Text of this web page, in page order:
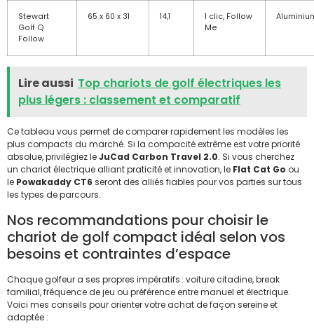
Stewart
Golf Q
Follow
65 x 60 x 31 14,1
1 clic, Follow
Me
Lire aussi Top chariots de golf électriques les
plus légers : classement et comparatif
Ce tableau vous permet de comparer rapidement les modèles les
plus compacts du marché. Si la compacité extrême est votre priorité
absolue, privilégiez leJuCad Carbon Travel 2.0. Si vous cherchez
un chariot électrique alliant praticité et innovation, le Flat Cat Go ou
le Powakaddy CT6 seront des alliés fiables pour vos parties sur tous
les types de parcours.
Nos recommandations pour choisir le
chariot de golf compact idéal selon vos
besoins et contraintes d’espace
Chaque golfeur a ses propres impératifs : voiture citadine, break
familial, fréquence de jeu ou préférence entre manuel et électrique.
Voici mes conseils pour orienter votre achat de façon sereine et
adaptée :